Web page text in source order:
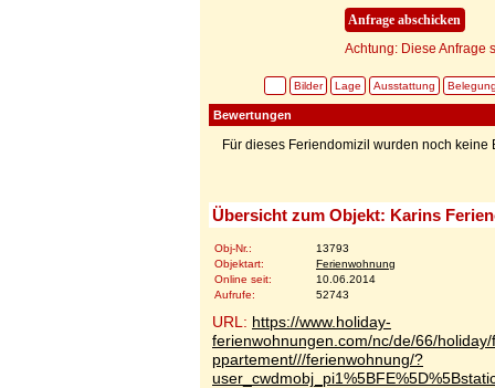
Achtung: Diese Anfrage
Bilder Lage Ausstattung
Bewertungen
Für dieses Feriendomizil wurden noch
Übersicht zum Objekt: Karins
Obj-Nr.:
13793
Objektart:
Ferienwohnung
Online seit:
10.06.2014
Aufrufe:
52743
URL: https://www.holiday-
ferienwohnungen.com/nc/de/66/
ppartement///ferienwohnung/?